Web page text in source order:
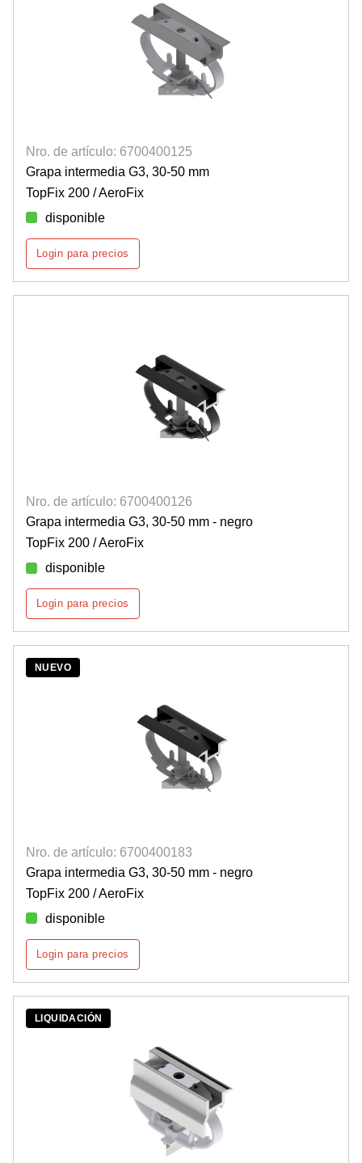
Nro. de artículo: 6700400125
Grapa intermedia G3, 30-50 mm
TopFix 200 / AeroFix
disponible
Login para precios
Nro. de artículo: 6700400126
Grapa intermedia G3, 30-50 mm - negro
TopFix 200 / AeroFix
disponible
Login para precios
NUEVO
Nro. de artículo: 6700400183
Grapa intermedia G3, 30-50 mm - negro
TopFix 200 / AeroFix
disponible
Login para precios
LIQUIDACIÓN